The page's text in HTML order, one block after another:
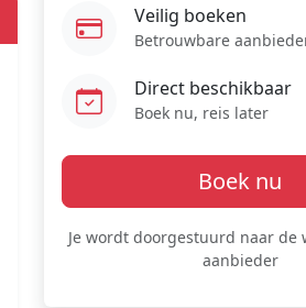
Veilig boeken
Betrouwbare
Direct beschikbaar
Boek nu, reis later
Boek nu
Je wordt doorgestuurd naar de
aanbieder